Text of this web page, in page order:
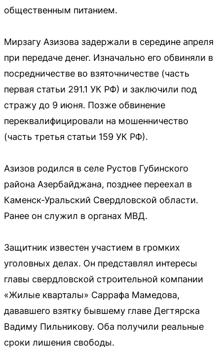
общественным питанием.
Мирзагу Азизова задержали в середине апреля
при передаче денег. Изначально его обвиняли в
посредничестве во взяточничестве (часть
первая статьи 291.1 УК РФ) и заключили под
стражу до 9 июня. Позже обвинение
переквалифицировали на мошенничество
(часть третья статьи 159 УК РФ).
Азизов родился в селе Рустов Губинского
района Азербайджана, позднее переехал в
Каменск-Уральский Свердловской области.
Ранее он служил в органах МВД.
Защитник известен участием в громких
уголовных делах. Он представлял интересы
главы свердловской строительной компании
«Жилые кварталы» Саррафа Мамедова,
дававшего взятку бывшему главе Дегтярска
Вадиму Пильникову. Оба получили реальные
сроки лишения свободы.